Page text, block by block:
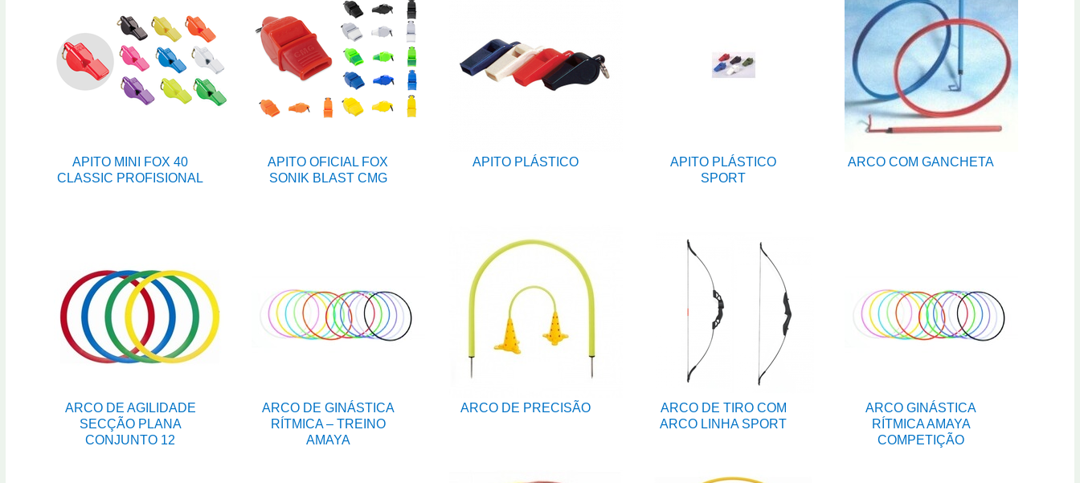
APITO MINI FOX 40
CLASSIC PROFISIONAL
APITO OFICIAL FOX
SONIK BLAST CMG
APITO PLÁSTICO
APITO PLÁSTICO
SPORT
ARCO COM GANCHETA
ARCO DE AGILIDADE
SECÇÃO PLANA
CONJUNTO 12
ARCO DE GINÁSTICA
RÍTMICA – TREINO
AMAYA
ARCO DE PRECISÃO
ARCO DE TIRO COM
ARCO LINHA SPORT
ARCO GINÁSTICA
RÍTMICA AMAYA
COMPETIÇÃO